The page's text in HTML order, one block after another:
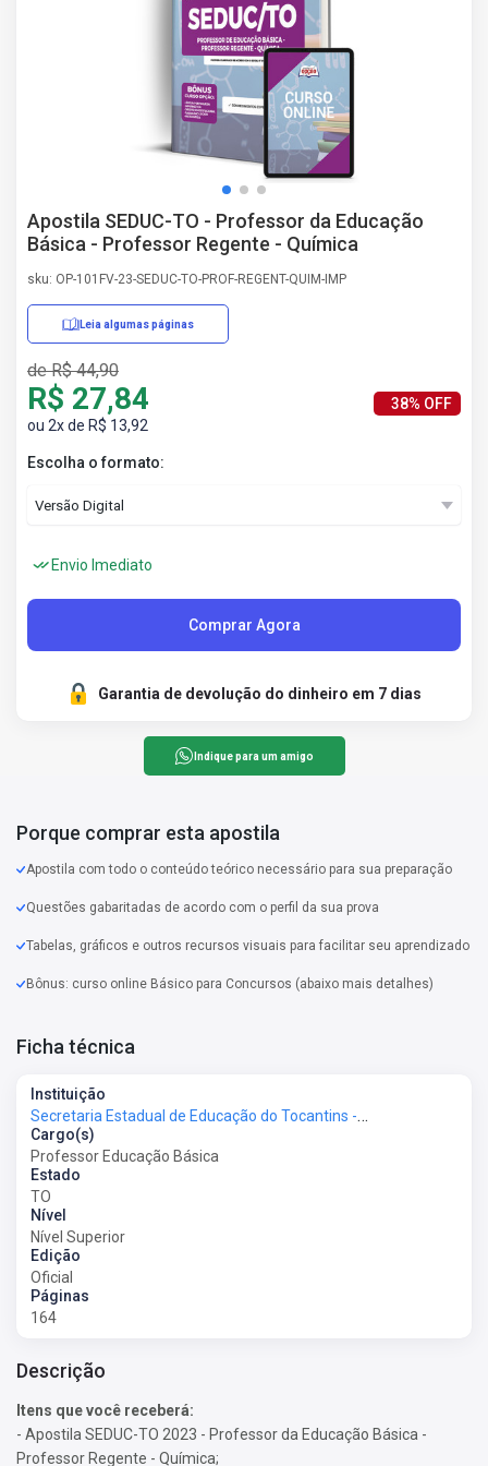
Apostila SEDUC-TO - Professor da Educação
Básica - Professor Regente - Química
sku: OP-101FV-23-SEDUC-TO-PROF-REGENT-QUIM-IMP
Leia algumas páginas
de R$ 44,90
R$ 27,84
ou 2x de R$ 13,92
38% OFF
Escolha o formato:
Envio Imediato
Comprar Agora
Garantia de devolução do dinheiro em 7 dias
Indique para um amigo
Porque comprar esta apostila
Apostila com todo o conteúdo teórico necessário para sua preparação
Questões gabaritadas de acordo com o perfil da sua prova
Tabelas, gráficos e outros recursos visuais para facilitar seu aprendizado
Bônus: curso online Básico para Concursos (abaixo mais detalhes)
Ficha técnica
Instituição
Secretaria Estadual de Educação do Tocantins - SEMED-TO
Cargo(s)
Professor Educação Básica
Estado
TO
Nível
Nível Superior
Edição
Oficial
Páginas
164
Descrição
Itens que você receberá:
- Apostila SEDUC-TO 2023 - Professor da Educação Básica -
Professor Regente - Química;